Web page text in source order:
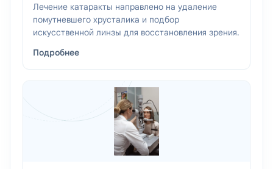
Лечение катаракты направлено на удаление
помутневшего хрусталика и подбор
искусственной линзы для восстановления зрения.
Подробнее